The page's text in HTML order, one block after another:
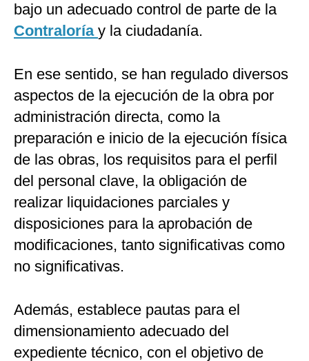
bajo un adecuado control de parte de la
Contraloría y la ciudadanía.
En ese sentido, se han regulado diversos
aspectos de la ejecución de la obra por
administración directa, como la
preparación e inicio de la ejecución física
de las obras, los requisitos para el perfil
del personal clave, la obligación de
realizar liquidaciones parciales y
disposiciones para la aprobación de
modificaciones, tanto significativas como
no significativas.
Además, establece pautas para el
dimensionamiento adecuado del
expediente técnico, con el objetivo de